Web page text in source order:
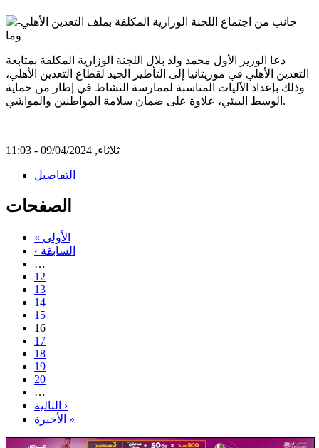
دعا الوزير الأول محمد ولد بلال اللجنة الوزارية المكلفة بمتابعة
التعدين الأهلي في موريتانيا إلى التأطير الجيد لقطاع التعدين الأهلي،
وذلك بإعداد الآليات المناسبة لممارسة النشاط في إطار من حماية
الوسط البيئي، علاوة على ضمان سلامة المواطنين والمواشي.
ثلاثاء, 09/04/2024 - 11:03
التفاصيل
الصفحات
« الأولى
‹ السابقة
…
12
13
14
15
16
17
18
19
20
…
التالية ›
الأخيرة »